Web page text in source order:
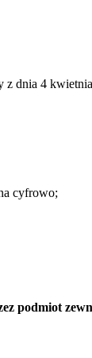
z dnia 4
cyfrowo;
podmiot